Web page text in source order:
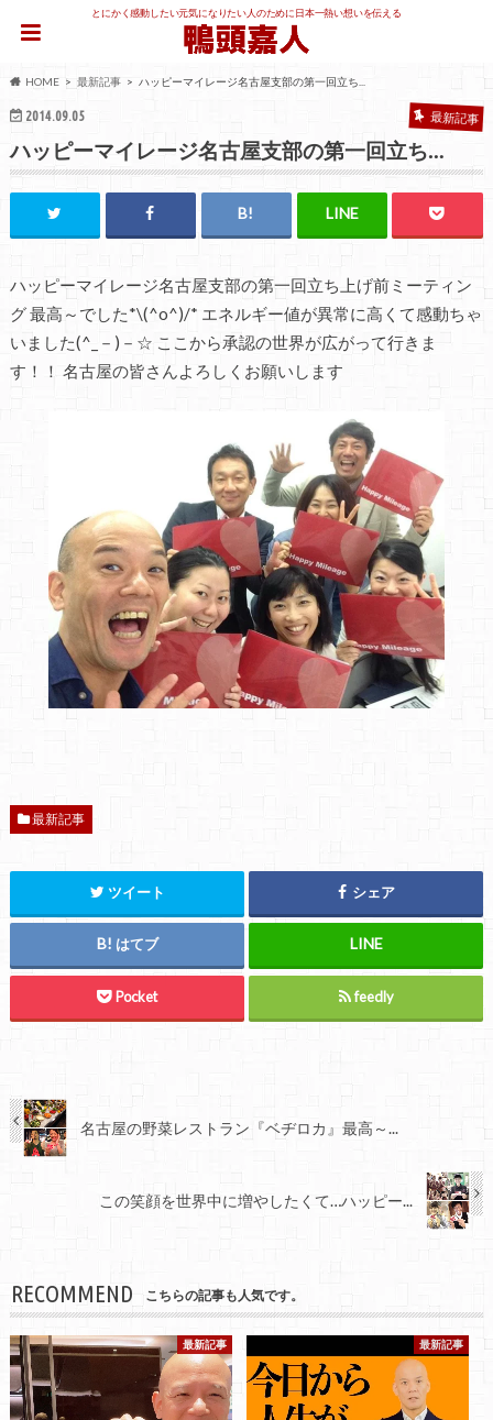
とにかく感動したい元気になりたい人のために日本一熱い想いを伝える
HOME 最新記事 ハッピーマイレージ名古屋支部の第一回立ち...
2014.09.05 最新記事
ハッピーマイレージ名古屋支部の第一回立ち…
ハッピーマイレージ名古屋支部の第一回立ち上げ前ミーティン
グ 最高～でした*\(^o^)/* エネルギー値が異常に高くて感動ちゃ
いました(^_－)－☆ ここから承認の世界が広がって行きま
す！！ 名古屋の皆さんよろしくお願いします
最新記事
ツイート シェア
はてブ
Pocket feedly
名古屋の野菜レストラン『ベヂロカ』最高～...
この笑顔を世界中に増やしたくて…ハッピー...
RECOMMEND こちらの記事も人気です。
最新記事 最新記事